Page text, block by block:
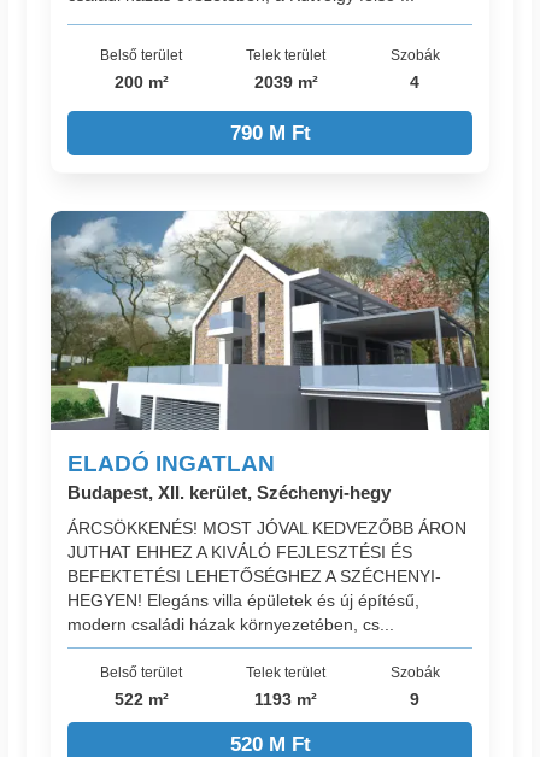
Belső terület
200 m²
Telek terület
2039 m²
Szobák
4
790 M Ft
ELADÓ INGATLAN
Budapest, XII. kerület, Széchenyi-hegy
ÁRCSÖKKENÉS! MOST JÓVAL KEDVEZŐBB ÁRON
JUTHAT EHHEZ A KIVÁLÓ FEJLESZTÉSI ÉS
BEFEKTETÉSI LEHETŐSÉGHEZ A SZÉCHENYI-
HEGYEN! Elegáns villa épületek és új építésű,
modern családi házak környezetében, cs...
Belső terület
522 m²
Telek terület
1193 m²
Szobák
9
520 M Ft